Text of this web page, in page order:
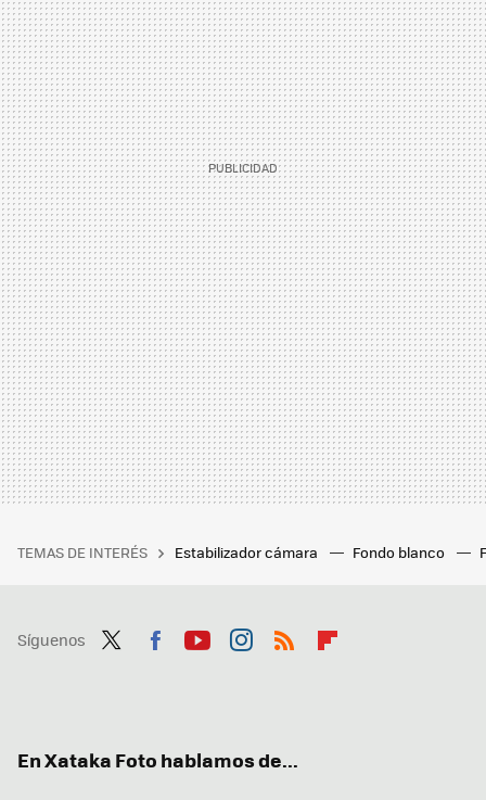
TEMAS DE INTERÉS Estabilizador cámara Fondo blanco
Síguenos
En Xataka Foto hablamos de...